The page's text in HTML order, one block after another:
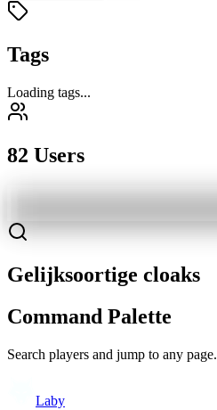
Tags
Loading tags...
82 Users
Gelijksoortige cloaks
Command Palette
Search players and jump to any page.
Laby